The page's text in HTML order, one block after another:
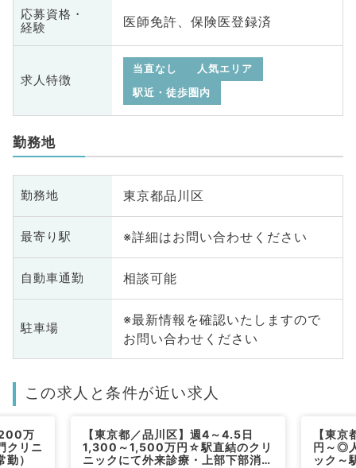
応募資格・
経験
医師免許、保険医登録済
求人特徴
当直なし
人気エリア
駅近・徒歩圏内
勤務地
勤務地 東京都品川区
最寄り駅 ※詳細はお問い合わせください
自動車通勤 相談可能
駐車場
※最新情報を確認いたしますので
お問い合わせください
この求人と条件が近い求人
万
クリニ
）
【東京都／品川区】週4～4.5日
1,300～1,500万円☆駅直結のクリ
ニックにて外来診療・上部下部消化
【東
円～◎
ック～